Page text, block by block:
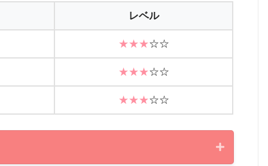
レベル
★★★☆☆
★★★☆☆
★★★☆☆